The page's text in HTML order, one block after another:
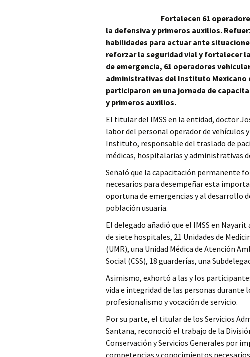
Fortalecen 61
la defensiva y primeros auxilios.
habilidades para actuar ante
reforzar la seguridad vial y fortalecer
de emergencia, 61 operadores
administrativas del Instituto Mexicano
participaron en una jornada de
y primeros auxilios.
El titular del IMSS en la entidad, doctor
labor del personal operador de vehículos
Instituto, responsable del traslado de
médicas, hospitalarias y administrativas
Señaló que la capacitación permanente
necesarios para desempeñar esta
oportuna de emergencias y al desarrollo
población usuaria.
El delegado añadió que el IMSS en
de siete hospitales, 21 Unidades de
(UMR), una Unidad Médica de Atención
Social (CSS), 18 guarderías, una
Asimismo, exhortó a las y los
vida e integridad de las personas durante
profesionalismo y vocación de servicio.
Por su parte, el titular de los Servicios
Santana, reconoció el trabajo de la
Conservación y Servicios Generales por
competencias y conocimientos